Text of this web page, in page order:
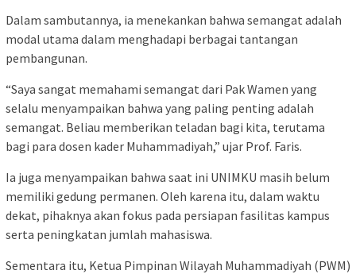
Dalam sambutannya, ia menekankan bahwa semangat adalah
modal utama dalam menghadapi berbagai tantangan
pembangunan.
“Saya sangat memahami semangat dari Pak Wamen yang
selalu menyampaikan bahwa yang paling penting adalah
semangat. Beliau memberikan teladan bagi kita, terutama
bagi para dosen kader Muhammadiyah,” ujar Prof. Faris.
Ia juga menyampaikan bahwa saat ini UNIMKU masih belum
memiliki gedung permanen. Oleh karena itu, dalam waktu
dekat, pihaknya akan fokus pada persiapan fasilitas kampus
serta peningkatan jumlah mahasiswa.
Sementara itu, Ketua Pimpinan Wilayah Muhammadiyah (PWM)